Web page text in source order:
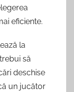
eficiente.
la
să
deschise
un jucător